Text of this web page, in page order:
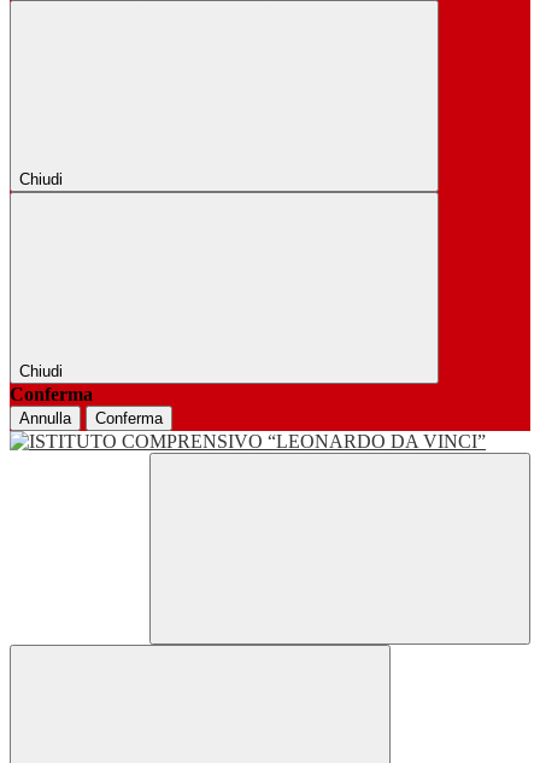
Chiudi
Chiudi
Conferma
Annulla Conferma